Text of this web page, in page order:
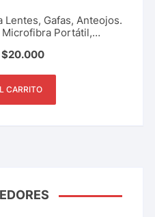
Lentes, Gafas, Anteojos.
Portátil,
$20.000
CARRITO